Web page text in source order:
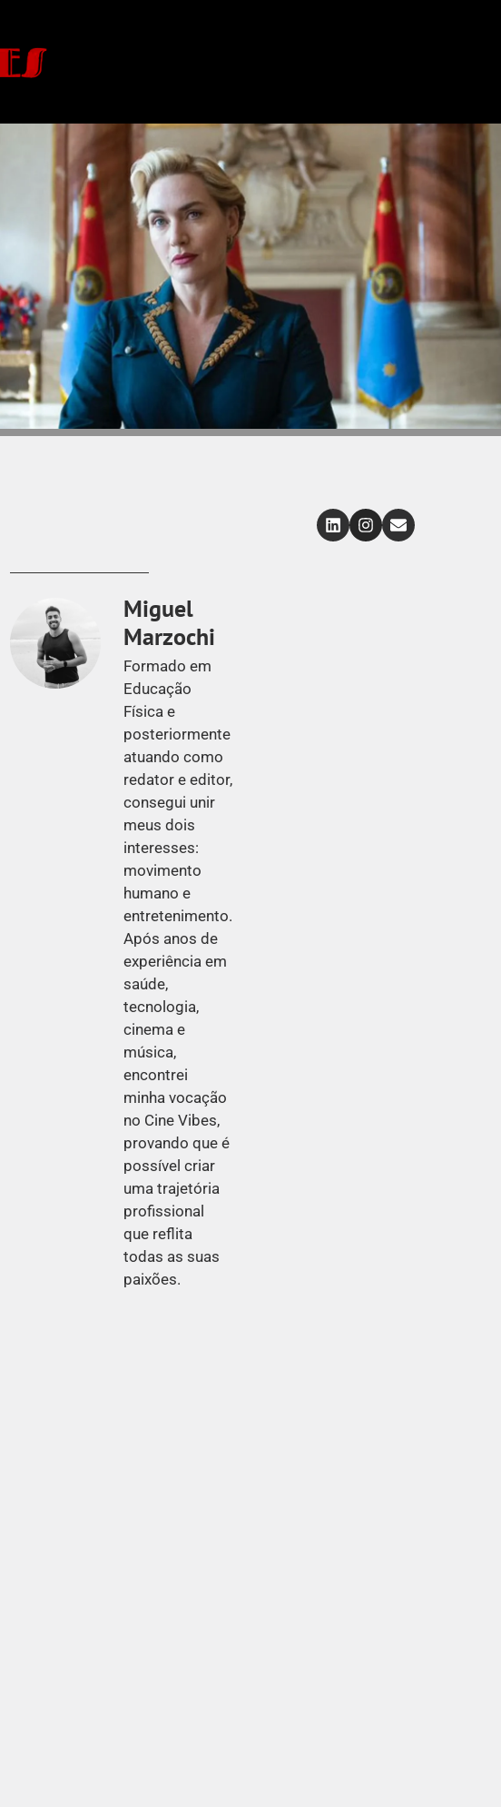
Miguel
Marzochi
Formado em
Educação
Física e
posteriormente
atuando como
redator e editor,
consegui unir
meus dois
interesses:
movimento
humano e
entretenimento.
Após anos de
experiência em
saúde,
tecnologia,
cinema e
música,
encontrei
minha vocação
no Cine Vibes,
provando que é
possível criar
uma trajetória
profissional
que reflita
todas as suas
paixões.